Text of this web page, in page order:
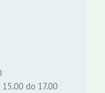
do 17.00